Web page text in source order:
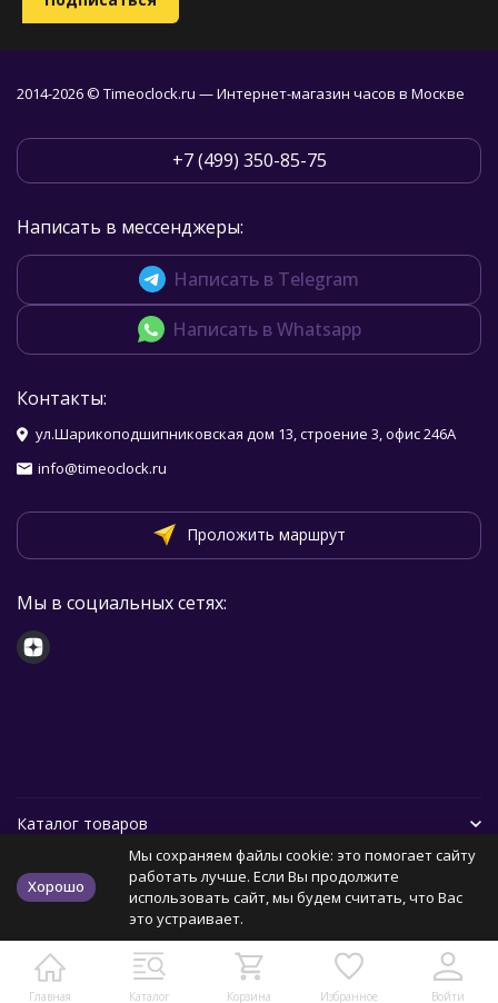
Главная Каталог Корзина Избранное Войти
2014-2026 © Timeoclock.ru — Интернет-магазин часов в Москве
+7 (499) 350-85-75
Написать в мессенджеры:
Написать в Telegram
Написать в Whatsapp
Контакты:
ул.Шарикоподшипниковская дом 13, строение 3, офис 246А
info@timeoclock.ru
Проложить маршрут
Мы в социальных сетях:
Каталог товаров
Помощь
Политика персональных данных Карта сайта
Хорошо
Мы сохраняем файлы cookie: это помогает сайту
работать лучше. Если Вы продолжите
использовать сайт, мы будем считать, что Вас
это устраивает.